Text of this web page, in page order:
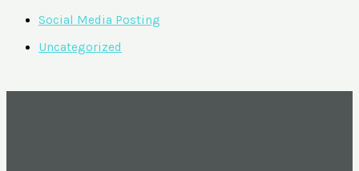
Social Media Posting
Uncategorized